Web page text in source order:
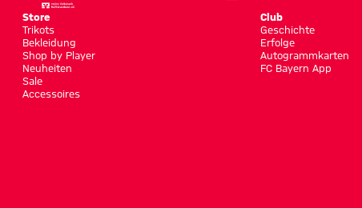
Store
Trikots
Bekleidung
Shop by Player
Neuheiten
Sale
Accessoires
Club
Geschichte
Erfolge
Autogrammkarten
FC Bayern App